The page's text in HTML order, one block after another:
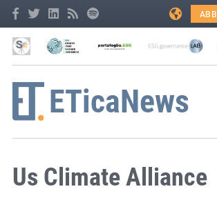
Us Climate Alliance